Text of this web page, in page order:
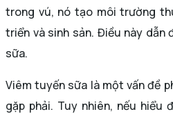
trong vú, nó tạo môi trường
triển và sinh sản. Điều này
sữa.
Viêm tuyến sữa là một vấn đề
gặp phải. Tuy nhiên, nếu hiểu